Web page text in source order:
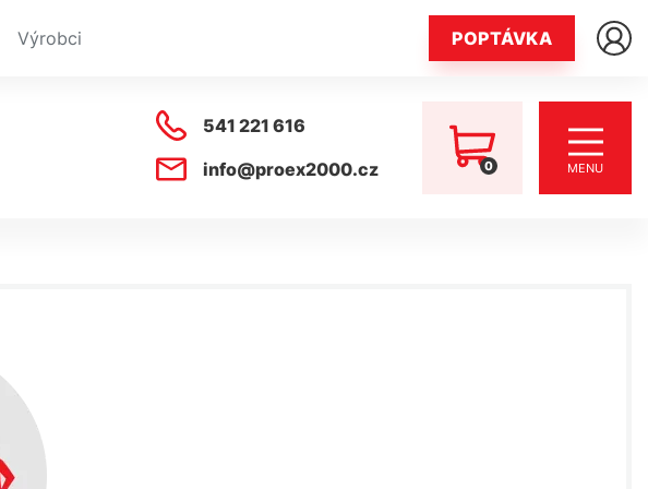
Výrobci POPTÁVKA
541 221 616
info@proex2000.cz
0 MENU